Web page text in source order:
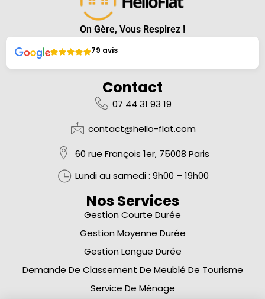
On Gère, Vous Respirez !
79 avis
Contact
07 44 31 93 19
contact@hello-flat.com
60 rue François 1er, 75008 Paris
Lundi au samedi :9h00 – 19h00
Nos Services
Gestion Courte Durée
Gestion Moyenne Durée
Gestion Longue Durée
Demande De Classement De Meublé De Tourisme
Service De Ménage